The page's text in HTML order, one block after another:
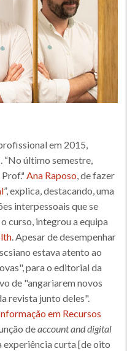
em 2015,
“No último semestre,
Ana Raposo, de fazer
”, explica, destacando, uma
interpessoais que se
curso, integrou a equipa
. Apesar de desempenhar
estava atento ao
para o editorial da
de "angariarem novos
revista junto deles".
em Recursos
deaccount and digital
experiência curta [de oito